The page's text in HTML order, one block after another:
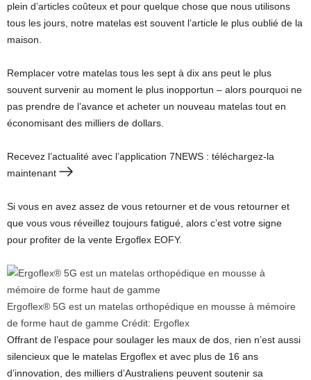
plein d’articles coûteux et pour quelque chose que nous utilisons
tous les jours, notre matelas est souvent l’article le plus oublié de la
maison.
Remplacer votre matelas tous les sept à dix ans peut le plus
souvent survenir au moment le plus inopportun – alors pourquoi ne
pas prendre de l’avance et acheter un nouveau matelas tout en
économisant des milliers de dollars.
Recevez l’actualité avec l’application 7NEWS : téléchargez-la
maintenant
Si vous en avez assez de vous retourner et de vous retourner et
que vous vous réveillez toujours fatigué, alors c’est votre signe
pour profiter de la vente Ergoflex EOFY.
Ergoflex® 5G est un matelas orthopédique en mousse à mémoire
de forme haut de gamme Crédit: Ergoflex
Offrant de l’espace pour soulager les maux de dos, rien n’est aussi
silencieux que le matelas Ergoflex et avec plus de 16 ans
d’innovation, des milliers d’Australiens peuvent soutenir sa